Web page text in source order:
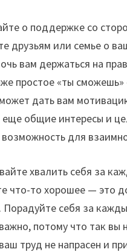
о поддержке со
друзьям или семье о
вам держаться на
простое «ты сможешь»
дать вам
общие интересы и
для
хвалить себя за
что-то хорошее — это
Порадуйте себя за
потому что так вы
труд не напрасен и